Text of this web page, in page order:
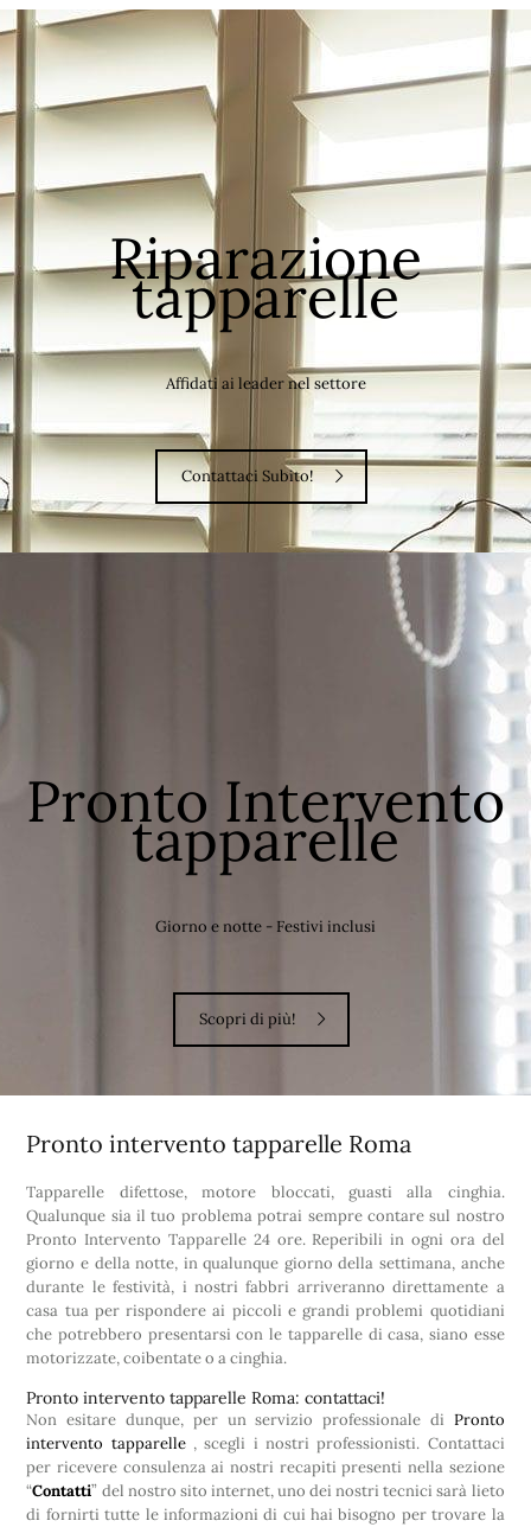
Riparazione
tapparelle
Affidati ai leader nel settore
Contattaci Subito!
Pronto Intervento
tapparelle
Giorno e notte - Festivi inclusi
Scopri di più!
Pronto intervento tapparelle Roma
Tapparelle difettose, motore bloccati, guasti alla cinghia.
Qualunque sia il tuo problema potrai sempre contare sul nostro
Pronto Intervento Tapparelle 24 ore. Reperibili in ogni ora del
giorno e della notte, in qualunque giorno della settimana, anche
durante le festività, i nostri fabbri arriveranno direttamente a
casa tua per rispondere ai piccoli e grandi problemi quotidiani
che potrebbero presentarsi con le tapparelle di casa, siano esse
motorizzate, coibentate o a cinghia.
Pronto intervento tapparelle Roma: contattaci!
Non esitare dunque, per un servizio professionale di Pronto
intervento tapparelle , scegli i nostri professionisti. Contattaci
per ricevere consulenza ai nostri recapiti presenti nella sezione
“Contatti” del nostro sito internet, uno dei nostri tecnici sarà lieto
di fornirti tutte le informazioni di cui hai bisogno per trovare la